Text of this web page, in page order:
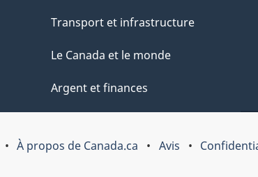
Transport et infrastructure
Le Canada et le monde
Argent et finances
À propos de Canada.ca Avis